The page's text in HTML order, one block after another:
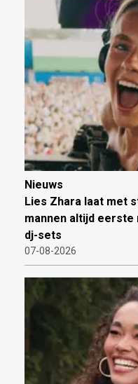
Nieuws
Lies Zhara laat met
mannen altijd eerste
dj-sets
07-08-2026